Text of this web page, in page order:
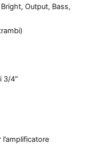
Output, Bass,
3/4″